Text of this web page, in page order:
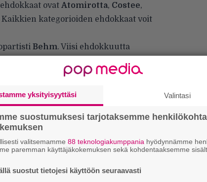
ovat Atomirotta, Costee,
Kaikkien kategorioiden ehdokkaat voit
Behm. Viisi ehdokkuutta
Ruusutsekäwilliam
yksityisyyttäsi Valintasi
suostumuksesi tarjotaksemme
valitsemamme 88 teknologiakumppania hyödynnämme
paremman käyttäjäkokemuksen sekä kohdentaaksemme
suostut tietojesi käyttöön seuraavasti